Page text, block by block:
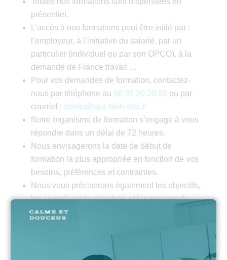
présentiel.
L’accès à nos formations peut être initié par :
l’employeur, à l’initiative du salarié, par un
particulier (individuel ou par son OPCO), à la
demande de France travail …
Pour vos demandes de formation, contactez-
nous par téléphone au 06 35 20 20 85 ou par
courriel : annie@tara-bien-etre.fr
Notre organisme de formation s’engage à vous
répondre dans un délai de 72 heures.
Nous envisagerons la date de début de
formation la plus appropriée en fonction de vos
besoins, préférences et contraintes.
Nous vous préciserons également les objectifs,
les compétences acquises et les sources de
financement possibles.